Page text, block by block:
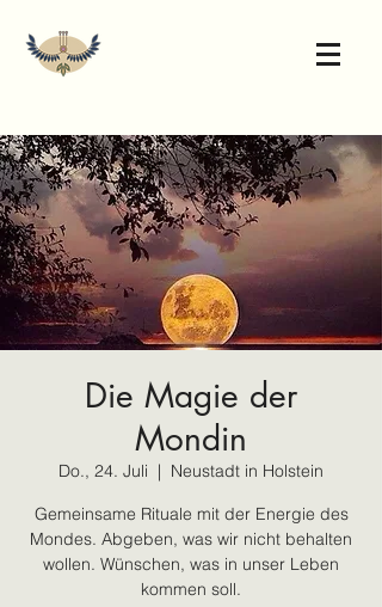
Die Magie der
Mondin
Do., 24. Juli
  |
Neustadt in Holstein
Gemeinsame Rituale mit der Energie des
Mondes. Abgeben, was wir nicht behalten
wollen. Wünschen, was in unser Leben
kommen soll.